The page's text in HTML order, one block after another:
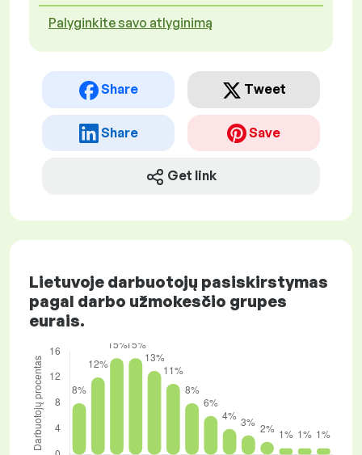
Palyginkite savo atlyginimą
Share Tweet
Share Save
Get link
Lietuvoje darbuotojų pasiskirstymas
pagal darbo užmokesčio grupes
eurais.